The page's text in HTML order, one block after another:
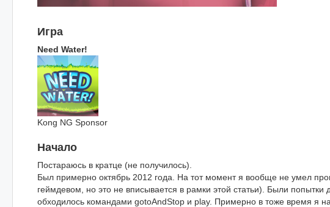
Игра
Need Water!
Kong NG Sponsor
Начало
Постараюсь в кратце (не получилось).
Был примерно октябрь 2012 года. На тот момент я вообще не умел
геймдевом, но это не вписывается в рамки этой статьи). Были
обходилось командами gotoAndStop и play. Примерно в тоже время я